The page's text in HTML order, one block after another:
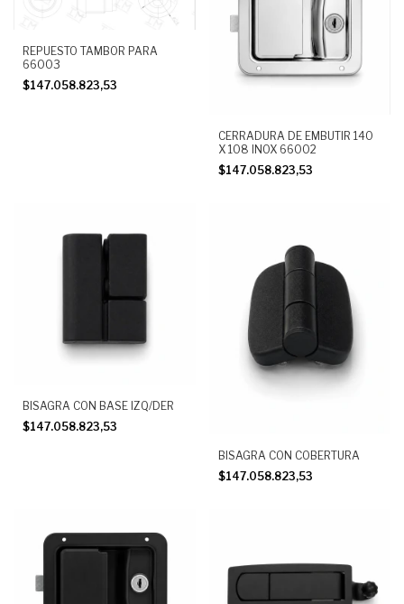
REPUESTO TAMBOR PARA
66003
$147.058.823,53
CERRADURA DE EMBUTIR 140
X 108 INOX 66002
$147.058.823,53
BISAGRA CON BASE IZQ/DER
$147.058.823,53
BISAGRA CON COBERTURA
$147.058.823,53